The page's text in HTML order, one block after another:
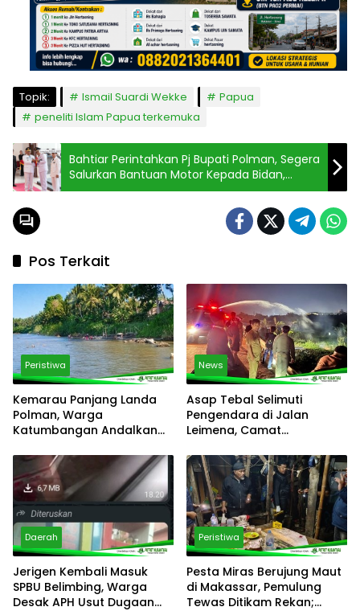
Topik: Ismail Suardi Wekke
Papua
peneliti Islam Papua terkemuka
Bahtiar Perintahkan Pj Bupati Polman, Segera
Salurkan Bantuan Motor Kepada Bidan,
Rusmiati
Pos Terkait
Peristiwa
Kemarau Panjang Landa
Polman, Warga
Katumbangan Andalkan
Konsumsi
News
Asap Tebal Selimuti
Pengendara di Jalan
Leimena, Camat
Respons Aduan Warga
Daerah
Jerigen Kembali Masuk
SPBU Belimbing, Warga
Desak APH Usut Dugaan
Peristiwa
Pesta Miras Berujung Maut
di Makassar, Pemulung
Tewas Ditikam Rekan;